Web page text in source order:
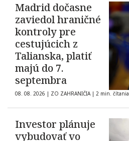
Madrid dočasne
zaviedol hraničné
kontroly pre
cestujúcich z
Talianska, platiť
majú do 7.
septembra
08. 08. 2026 | ZO ZAHRANIČIA | 2 min. čítania
Investor plánuje
vybudovať vo